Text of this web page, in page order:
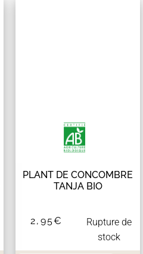
PLANT DE CONCOMBRE
TANJA BIO
2,95€
Rupture de
stock